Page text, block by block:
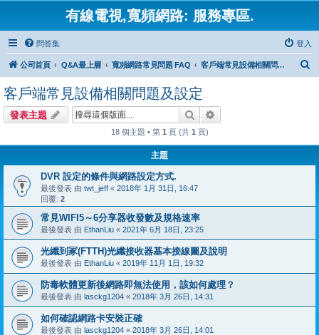
有線電視,寬頻網路: 服務專區.
問答集 登入
公司首頁 Q&A最上層 寬頻網路常見問題 FAQ 客戶端常見設備相關問題及設定
客戶端常見設備相關問題及設定
發表主題 搜尋
18 個主題 • 第 1 頁 (共 1 頁)
主題
DVR 設定的條件與網路設定方式.
最後發表 由 twt_jeff « 2018年 1月 31日, 16:47
回覆: 2
常見WIFI5～6分享器收發數及規格速率
最後發表 由 EthanLiu « 2021年 6月 18日, 23:25
光纖到冢(FTTH)光纖接收器基本接線圖及說明
最後發表 由 EthanLiu « 2019年 11月 1日, 19:32
防毒軟體更新後網路即無法使用，該如何處理？
最後發表 由 lasckg1204 « 2018年 3月 26日, 14:31
如何確認網路卡安裝正確
最後發表 由 lasckg1204 « 2018年 3月 26日, 14:01